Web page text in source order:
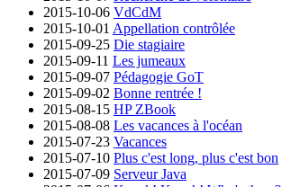
2015-10-06 VdCdM
2015-10-01 Appellation contrôlée
2015-09-25 Die stagiaire
2015-09-11 Les jumeaux
2015-09-07 Pédagogie GoT
2015-09-02 Bonne rentrée !
2015-08-15 HP ZBook
2015-08-08 Les vacances à l'océan
2015-07-23 Vacances
2015-07-10 Plus c'est long, plus c'est bon
2015-07-09 Serveur Java